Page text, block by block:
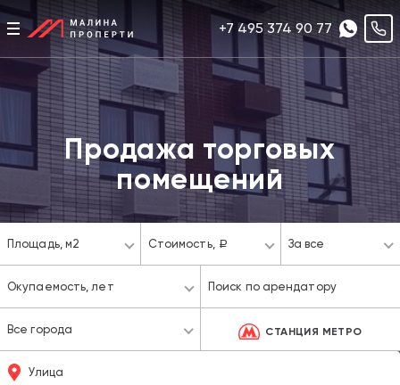
+7 495 374 90 77
Продажа торговых
помещений
Площадь,м2 Стоимость, a За все
Окупаемость, лет
Все города СТАНЦИЯ МЕТРО